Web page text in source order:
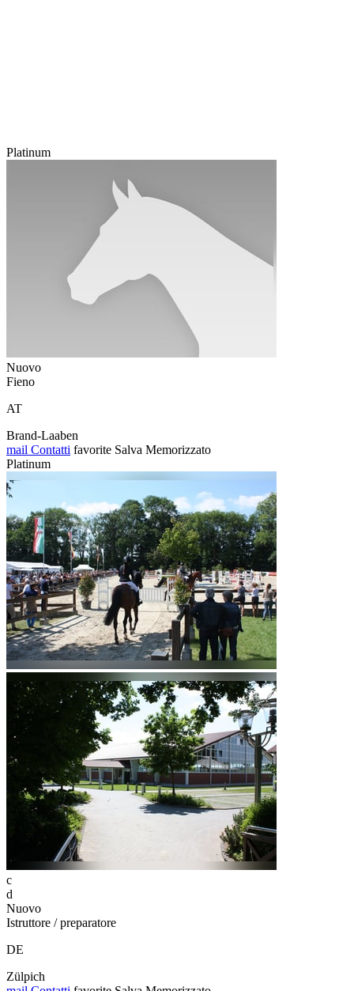
Platinum
Nuovo
Fieno
AT
Brand-Laaben
mail Contatti favorite Salva Memorizzato
Platinum
c
d
Nuovo
Istruttore / preparatore
DE
Zülpich